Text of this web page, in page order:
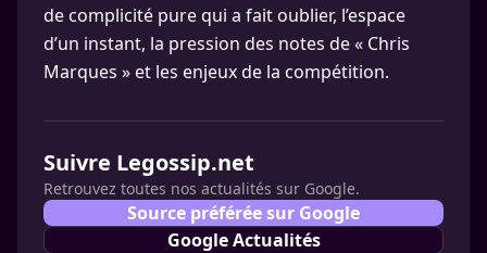
de complicité pure qui a fait oublier, l’espace
d’un instant, la pression des notes de « Chris
Marques » et les enjeux de la compétition.
Suivre Legossip.net
Retrouvez toutes nos actualités sur Google.
Source préférée sur Google
Google Actualités